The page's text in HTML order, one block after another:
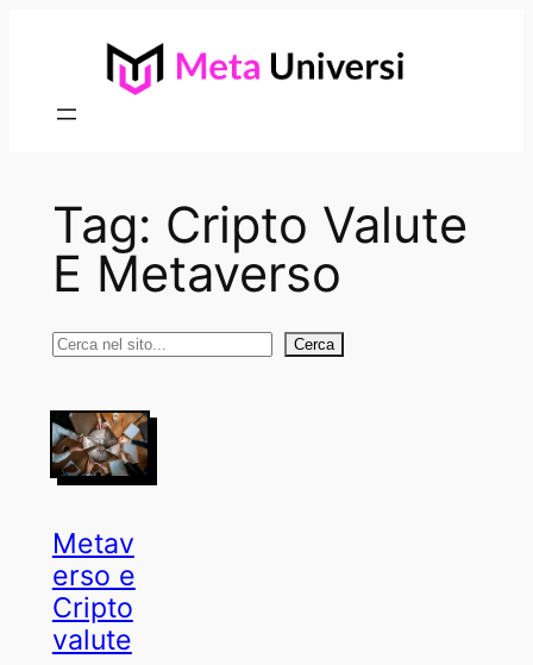
Tag: Cripto Valute
E Metaverso
Cerca Cerca
Metav
erso e
Cripto
valute